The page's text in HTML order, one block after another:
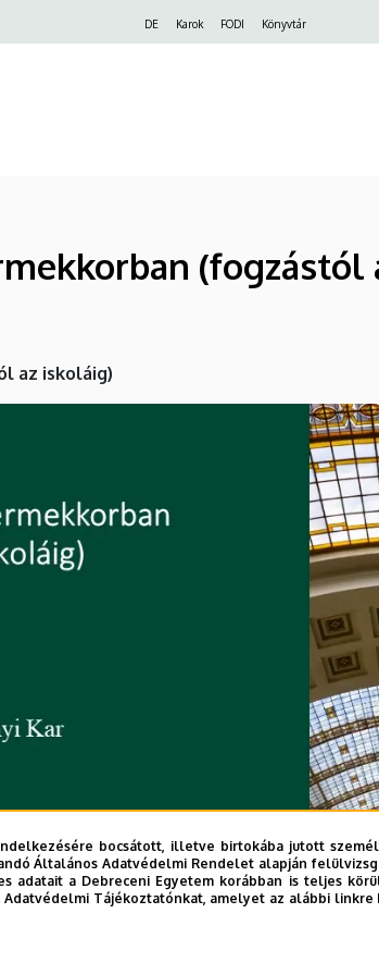
DE Karok FODI Könyvtár
(fogzástól
az iskoláig)
bocsátott, illetve birtokába jutott
Általános Adatvédelmi Rendelet alapján
adatait a Debreceni Egyetem korábban is teljes
Adatvédelmi Tájékoztatónkat, amelyet az alábbi